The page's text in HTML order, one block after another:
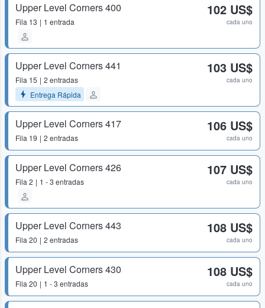
Upper Level Corners 400
Fila 13 1 entrada
102 US$
cada uno
Upper Level Corners 441
Fila 15
2 entradas
Entrega Rápida
103 US$
cada uno
Upper Level Corners 417
Fila 19 2 entradas
106 US$
cada uno
Upper Level Corners 426
Fila 2 1 - 3 entradas
107 US$
cada uno
Upper Level Corners 443
Fila 20 2 entradas
108 US$
cada uno
Upper Level Corners 430
Fila 20 1 - 3 entradas
108 US$
cada uno